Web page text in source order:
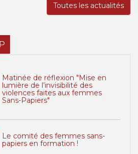
Toutes les actualités
Matinée de réflexion "Mise en
lumière de l’invisibilité des
violences faites aux femmes
Sans-Papiers"
Le comité des femmes sans-
papiers en formation !